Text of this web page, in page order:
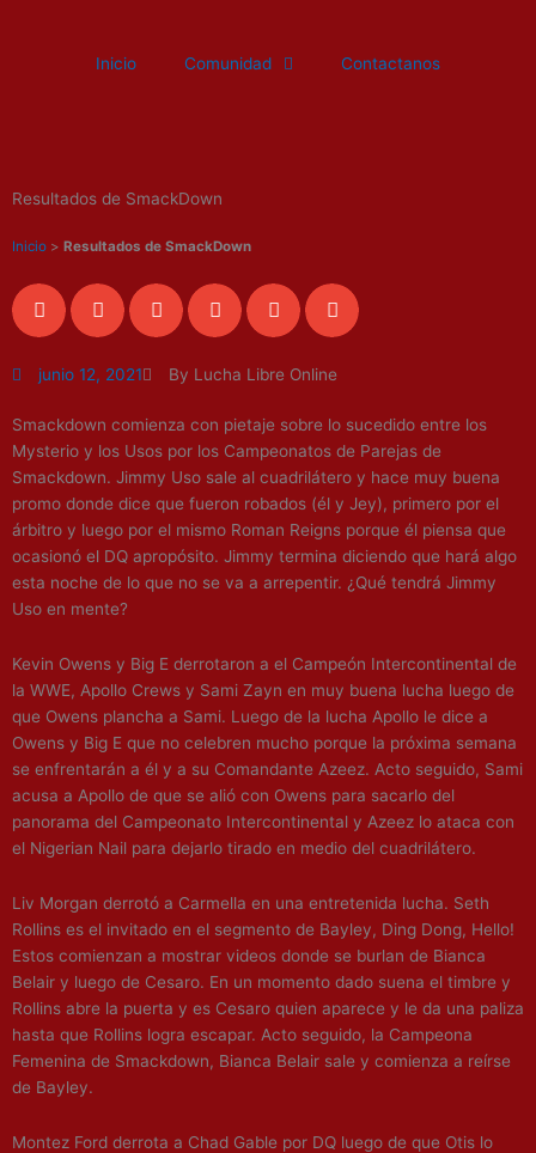
Inicio Comunidad Contactanos
Resultados de SmackDown
Inicio > Resultados de SmackDown
junio 12, 2021 By Lucha Libre Online
Smackdown comienza con pietaje sobre lo sucedido entre los
Mysterio y los Usos por los Campeonatos de Parejas de
Smackdown. Jimmy Uso sale al cuadrilátero y hace muy buena
promo donde dice que fueron robados (él y Jey), primero por el
árbitro y luego por el mismo Roman Reigns porque él piensa que
ocasionó el DQ apropósito. Jimmy termina diciendo que hará algo
esta noche de lo que no se va a arrepentir. ¿Qué tendrá Jimmy
Uso en mente?
Kevin Owens y Big E derrotaron a el Campeón Intercontinental de
la WWE, Apollo Crews y Sami Zayn en muy buena lucha luego de
que Owens plancha a Sami. Luego de la lucha Apollo le dice a
Owens y Big E que no celebren mucho porque la próxima semana
se enfrentarán a él y a su Comandante Azeez. Acto seguido, Sami
acusa a Apollo de que se alió con Owens para sacarlo del
panorama del Campeonato Intercontinental y Azeez lo ataca con
el Nigerian Nail para dejarlo tirado en medio del cuadrilátero.
Liv Morgan derrotó a Carmella en una entretenida lucha. Seth
Rollins es el invitado en el segmento de Bayley, Ding Dong, Hello!
Estos comienzan a mostrar videos donde se burlan de Bianca
Belair y luego de Cesaro. En un momento dado suena el timbre y
Rollins abre la puerta y es Cesaro quien aparece y le da una paliza
hasta que Rollins logra escapar. Acto seguido, la Campeona
Femenina de Smackdown, Bianca Belair sale y comienza a reírse
de Bayley.
Montez Ford derrota a Chad Gable por DQ luego de que Otis lo